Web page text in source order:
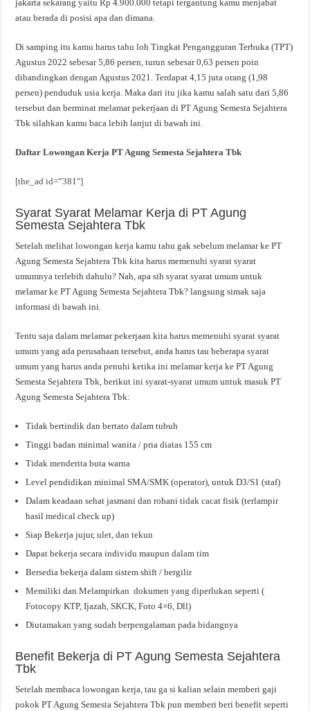
jakarta sekarang yaitu Rp 4.900.000 tetapi tergantung kamu menjabat
atau berada di posisi apa dan dimana.
Di samping itu kamu harus tahu loh Tingkat Pengangguran Terbuka (TPT)
Agustus 2022 sebesar 5,86 persen, turun sebesar 0,63 persen poin
dibandingkan dengan Agustus 2021. Terdapat 4,15 juta orang (1,98
persen) penduduk usia kerja. Maka dari itu jika kamu salah satu dari 5,86
tersebut dan berminat melamar pekerjaan di PT Agung Semesta Sejahtera
Tbk silahkan kamu baca lebih lanjut di bawah ini.
Daftar Lowongan Kerja PT Agung Semesta Sejahtera Tbk
[the_ad id=”381″]
Syarat Syarat Melamar Kerja di PT Agung
Semesta Sejahtera Tbk
Setelah melihat lowongan kerja kamu tahu gak sebelum melamar ke PT
Agung Semesta Sejahtera Tbk kita harus memenuhi syarat syarat
umumnya terlebih dahulu? Nah, apa sih syarat syarat umum untuk
melamar ke PT Agung Semesta Sejahtera Tbk? langsung simak saja
informasi di bawah ini.
Tentu saja dalam melamar pekerjaan kita harus memenuhi syarat syarat
umum yang ada perusahaan tersebut, anda harus tau beberapa syarat
umum yang harus anda penuhi ketika ini melamar kerja ke PT Agung
Semesta Sejahtera Tbk, berikut ini syarat-syarat umum untuk masuk PT
Agung Semesta Sejahtera Tbk:
Tidak bertindik dan bertato dalam tubuh
Tinggi badan minimal wanita / pria diatas 155 cm
Tidak menderita buta warna
Level pendidikan minimal SMA/SMK (operator), untuk D3/S1 (staf)
Dalam keadaan sehat jasmani dan rohani tidak cacat fisik (terlampir
hasil medical check up)
Siap Bekerja jujur, ulet, dan tekun
Dapat bekerja secara individu maupun dalam tim
Bersedia bekerja dalam sistem shift / bergilir
Memiliki dan Melampirkan dokumen yang diperlukan seperti (
Fotocopy KTP, Ijazah, SKCK, Foto 4×6, Dll)
Diutamakan yang sudah berpengalaman pada bidangnya
Benefit Bekerja di PT Agung Semesta Sejahtera
Tbk
Setelah membaca lowongan kerja, tau ga si kalian selain memberi gaji
pokok PT Agung Semesta Sejahtera Tbk pun memberi beri benefit seperti